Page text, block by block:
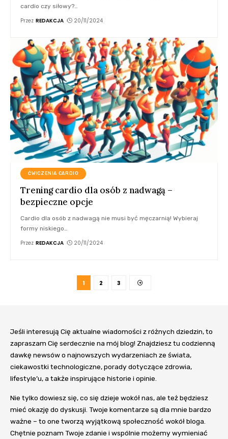
cardio czy siłowy?
Przez REDAKCJA 20/11/2024
ĆWICZENIA CARDIO
Trening cardio dla osób z nadwagą –
bezpieczne opcje
Cardio dla osób z nadwagą nie musi być męczarnią! Wybieraj
formy niskiego…
Przez REDAKCJA 20/11/2024
1 2 3
Jeśli interesują Cię aktualne wiadomości z różnych dziedzin, to
zapraszam Cię serdecznie na mój blog! Znajdziesz tu codzienną
dawkę newsów o najnowszych wydarzeniach ze świata,
ciekawostki technologiczne, porady dotyczące zdrowia,
lifestyle’u, a także inspirujące historie i opinie.
Nie tylko dowiesz się, co się dzieje wokół nas, ale też będziesz
mieć okazję do dyskusji. Twoje komentarze są dla mnie bardzo
ważne – to one tworzą wyjątkową społeczność wokół bloga.
Chętnie poznam Twoje zdanie i wspólnie możemy wymieniać